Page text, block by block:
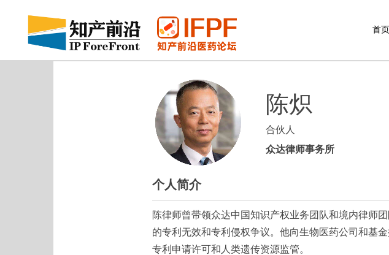
首页
陈炽
合伙人
众达律师事务所
个人简介
陈律师曾带领众达中国知识产权业务团队和境内律师
的专利无效和专利侵权争议。他向生物医药公司和基
专利申请许可和人类遗传资源监管。